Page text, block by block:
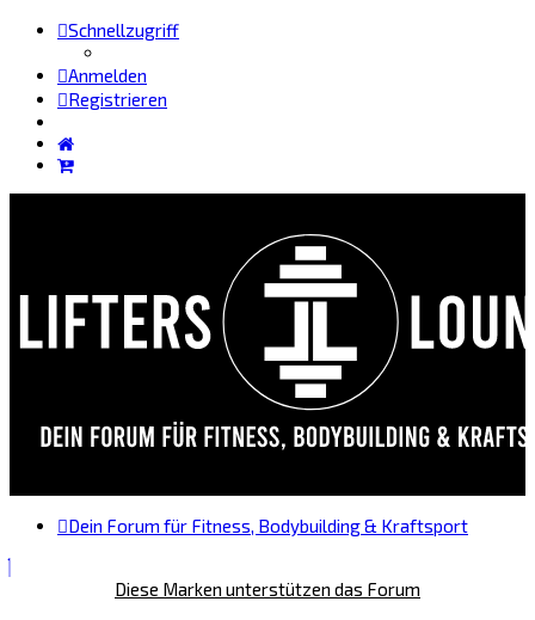
Schnellzugriff
Anmelden
Registrieren
Dein Forum für Fitness, Bodybuilding & Kraftsport
Diese Marken unterstützen das Forum